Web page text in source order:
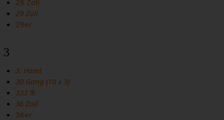
28 Zoll
29 Zoll
29er
3
3. Hand
30 Gang (10 x 3)
333 ®
36 Zoll
36er